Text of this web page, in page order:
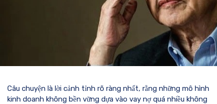
Câu chuyện là lời cảnh tỉnh rõ ràng nhất, rằng những mô hình
kinh doanh không bền vững dựa vào vay nợ quá nhiều không